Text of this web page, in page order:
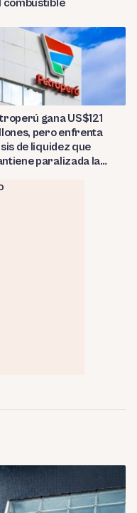
combustible
gana US$121
pero enfrenta
de liquidez que
paralizada la